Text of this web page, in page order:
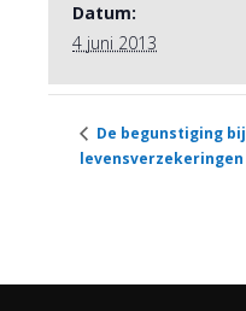
Datum:
4 juni 2013
De begunstiging bij
levensverzekeringen